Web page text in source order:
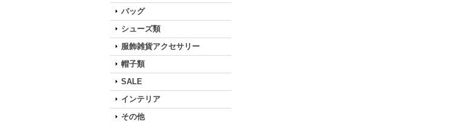
バッグ
シューズ類
服飾雑貨アクセサリー
帽子類
SALE
インテリア
その他